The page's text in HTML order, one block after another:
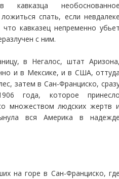
спать, если
кавказец непременно
с ним.
в Негалос, штат
и в Мексике, и в США,
затем в Сан-Франциско,
года, которое
множеством людских жертв
вся Америка в
на горе в Сан-Франциско,